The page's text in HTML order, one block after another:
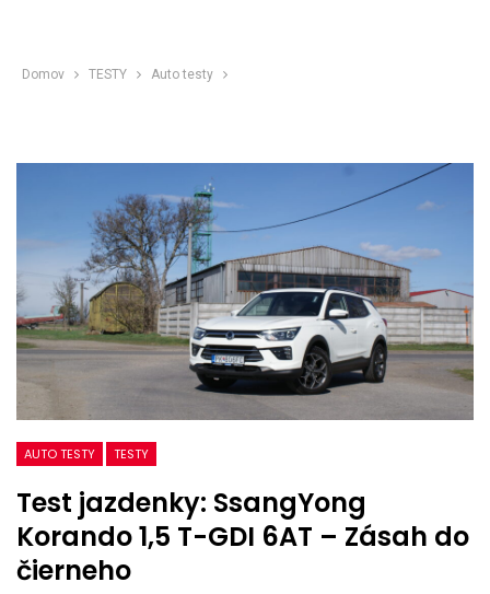
Domov TESTY Auto testy
AUTO TESTY TESTY
Test jazdenky: SsangYong
Korando 1,5 T-GDI 6AT – Zásah do
čierneho